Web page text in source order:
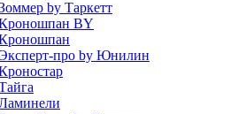
by Таркетт
BY
про by Юнилин